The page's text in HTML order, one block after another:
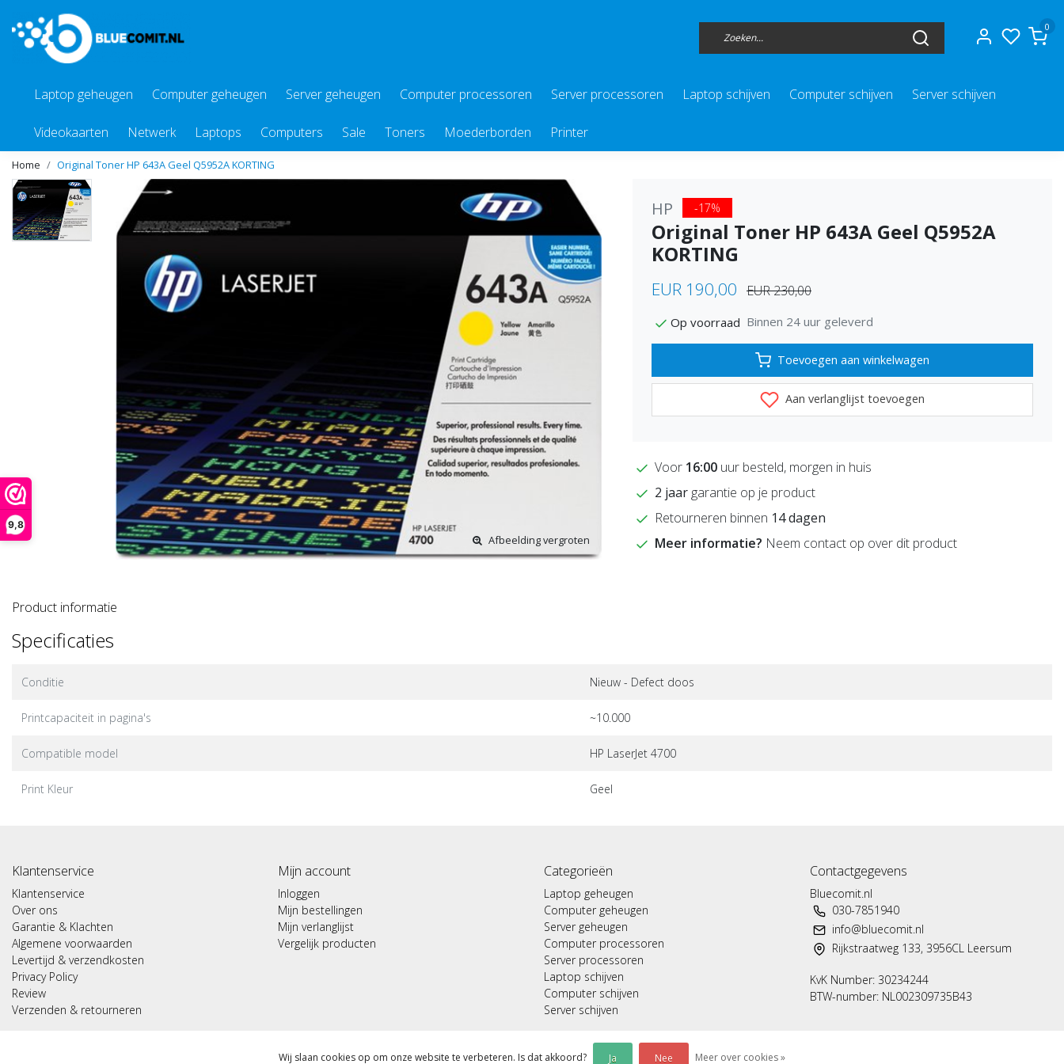
9,8
0
Laptop geheugen Computer geheugen Server geheugen Computer processoren Server processoren Laptop schijven Computer schijven Server schijven
Videokaarten Netwerk Laptops Computers Sale Toners Moederborden Printer
Home Original Toner HP 643A Geel Q5952A KORTING
Afbeelding vergroten
HP -17%
Original Toner HP 643A Geel Q5952A
KORTING
EUR 190,00 EUR 230,00
Op voorraad Binnen 24 uur geleverd
Toevoegen aan winkelwagen
Aan verlanglijst toevoegen
Voor 16:00 uur besteld, morgen in huis
2 jaar garantie op je product
Retourneren binnen 14 dagen
Meer informatie? Neem contact op over dit product
Product informatie
Specificaties
Conditie Nieuw - Defect doos
Printcapaciteit in pagina's ~10.000
Compatible model HP LaserJet 4700
Print Kleur Geel
Klantenservice
Klantenservice
Over ons
Garantie & Klachten
Algemene voorwaarden
Levertijd & verzendkosten
Privacy Policy
Review
Verzenden & retourneren
Mijn account
Inloggen
Mijn bestellingen
Mijn verlanglijst
Vergelijk producten
Categorieën
Laptop geheugen
Computer geheugen
Server geheugen
Computer processoren
Server processoren
Laptop schijven
Computer schijven
Server schijven
Contactgegevens
Bluecomit.nl
030-7851940
info@bluecomit.nl
Rijkstraatweg 133, 3956CL Leersum
KvK Number: 30234244
BTW-number: NL002309735B43
Wij slaan cookies op om onze website te verbeteren. Is dat akkoord? Ja Nee Meer over cookies »